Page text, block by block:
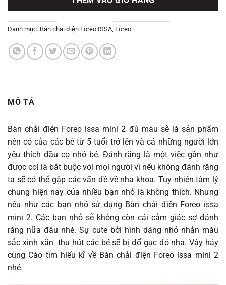
1.090.000 ₫.
Danh mục: Bàn chải điện Foreo ISSA, Foreo
MÔ TẢ
Bàn chải điện Foreo issa mini 2 đủ màu sẽ là sản phẩm
nên có của các bé từ 5 tuổi trở lên và cả những người lớn
yêu thích đầu cọ nhỏ bé. Đánh răng là một việc gần như
được coi là bắt buộc với mọi người vì nếu không đánh răng
ta sẽ có thể gặp các vấn đề về nha khoa. Tuy nhiên tâm lý
chung hiện nay của nhiều bạn nhỏ là không thích. Nhưng
nếu như các bạn nhỏ sử dụng Bàn chải điện Foreo issa
mini 2. Các bạn nhỏ sẽ không còn cái cảm giác sợ đánh
răng nữa đâu nhé. Sự cute bởi hình dáng nhỏ nhắn màu
sắc xinh xắn thu hút các bé sẽ bị đổ gục đó nha. Vậy hãy
cùng Cáo tìm hiểu kĩ về Bàn chải điện Foreo issa mini 2
nhé.